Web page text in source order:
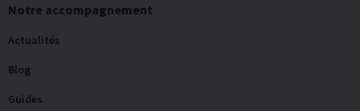
Notre accompagnement
Actualités
Blog
Guides